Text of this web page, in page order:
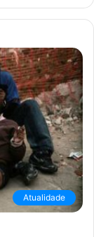
Atualidade